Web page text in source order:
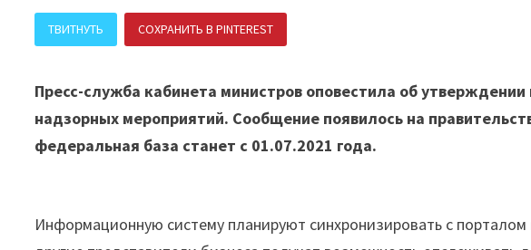
ТВИТНУТЬ СОХРАНИТЬ В PINTEREST
Пресс-служба кабинета министров оповестила об утверждении
надзорных мероприятий. Сообщение появилось на
федеральная база станет с 01.07.2021 года.
Информационную систему планируют синхронизировать с